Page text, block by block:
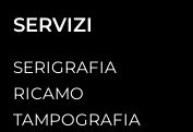
SERVIZI
SERIGRAFIA
RICAMO
TAMPOGRAFIA